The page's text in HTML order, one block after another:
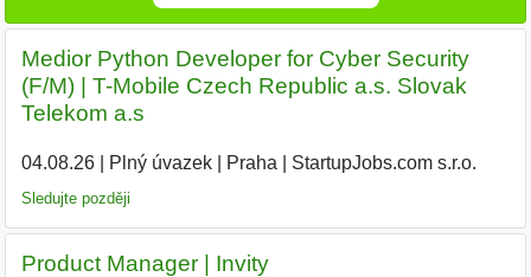
Medior Python Developer for Cyber Security
(F/M) | T-Mobile Czech Republic a.s. Slovak
Telekom a.s
04.08.26| Plný úvazek| Praha StartupJobs.com s.r.o.
Sledujte později
Product Manager | Invity